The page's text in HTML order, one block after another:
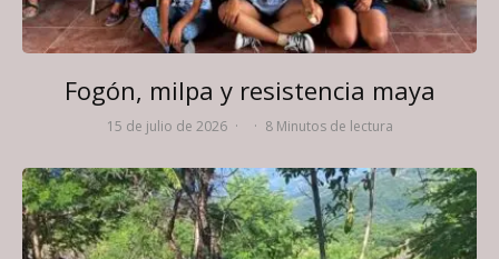
Fogón, milpa y resistencia maya
15 de julio de 2026 · · 8 Minutos de lectura